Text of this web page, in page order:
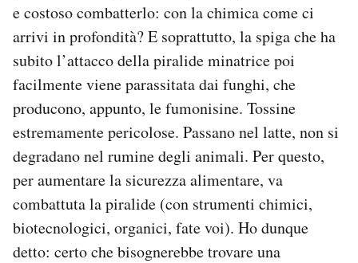
e costoso combatterlo: con la chimica come ci
arrivi in profondità? E soprattutto, la spiga che ha
subito l’attacco della piralide minatrice poi
facilmente viene parassitata dai funghi, che
producono, appunto, le fumonisine. Tossine
estremamente pericolose. Passano nel latte, non si
degradano nel rumine degli animali. Per questo,
per aumentare la sicurezza alimentare, va
combattuta la piralide (con strumenti chimici,
biotecnologici, organici, fate voi). Ho dunque
detto: certo che bisognerebbe trovare una